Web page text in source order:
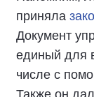
приняла
Документ
единый для
числе с
Также он